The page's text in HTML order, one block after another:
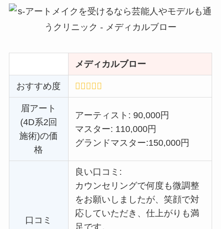
メディカルブロー
おすすめ度
眉アート
(4D系2回
施術)の価
格
アーティスト: 90,000円
マスター: 110,000円
グランドマスター:150,000円
口コミ
良い口コミ:
カウンセリングで何度も微調整
をお願いしましたが、笑顔で対
応していただき、仕上がりも満
足です。